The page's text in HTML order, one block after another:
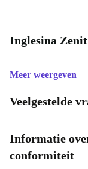
Inglesina
Meer weergeven
Veelgestelde
Informatie
conformiteit